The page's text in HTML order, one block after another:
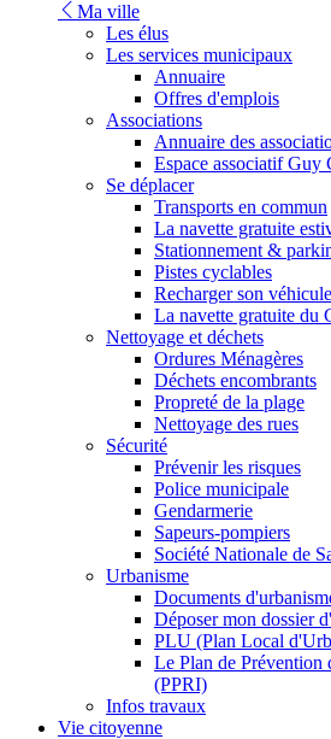
Ma ville
Les élus
Les services municipaux
Annuaire
Offres d'emplois
Associations
Annuaire des
Espace associatif Guy
Se déplacer
Transports en commun
La navette gratuite
Stationnement &
Pistes cyclables
Recharger son
La navette gratuite du
Nettoyage et déchets
Ordures Ménagères
Déchets encombrants
Propreté de la plage
Nettoyage des rues
Sécurité
Prévenir les risques
Police municipale
Gendarmerie
Sapeurs-pompiers
Société Nationale de
Urbanisme
Documents
Déposer mon dossier
PLU (Plan Local
Le Plan de Prévention
(PPRI)
Infos travaux
Vie citoyenne